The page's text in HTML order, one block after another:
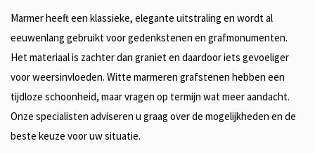
Marmer heeft een klassieke, elegante uitstraling en wordt al
eeuwenlang gebruikt voor gedenkstenen en grafmonumenten.
Het materiaal is zachter dan graniet en daardoor iets gevoeliger
voor weersinvloeden. Witte marmeren grafstenen hebben een
tijdloze schoonheid, maar vragen op termijn wat meer aandacht.
Onze specialisten adviseren u graag over de mogelijkheden en de
beste keuze voor uw situatie.